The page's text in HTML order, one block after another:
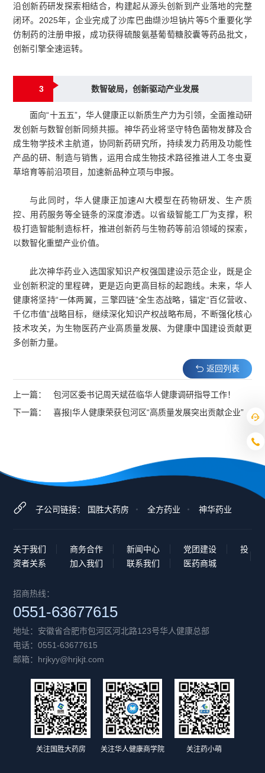
沿创新药研发探索相结合，构建起从源头创新到产业落地的完整
闭环。2025年，企业完成了沙库巴曲缬沙坦钠片等5个重要化学
仿制药的注册申报，成功获得硫酸氨基葡萄糖胶囊等药品批文，
创新引擎全速运转。
3 数智破局，创新驱动产业发展
面向“十五五”，华人健康正以新质生产力为引领，全面推动研
发创新与数智创新同频共振。神华药业将坚守特色菌物发酵及合
成生物学技术主航道，协同新药研究所，持续发力药用及功能性
产品的研、制造与销售，运用合成生物技术路径推进人工冬虫夏
草培育等前沿项目，加速新品种立项与申报。
与此同时，华人健康正加速AI大模型在药物研发、生产质
控、用药服务等全链条的深度渗透。以省级智能工厂为支撑，积
极打造智能制造标杆，推进创新药与生物药等前沿领域的探索，
以数智化重塑产业价值。
此次神华药业入选国家知识产权强国建设示范企业，既是企
业创新积淀的里程碑，更是迈向更高目标的起跑线。未来，华人
健康将坚持“一体两翼，三擎四链”全生态战略，锚定“百亿营收、
千亿市值”战略目标，继续深化知识产权战略布局，不断强化核心
技术攻关，为生物医药产业高质量发展、为健康中国建设贡献更
多创新力量。
返回列表
上一篇：
包河区委书记周天斌莅临华人健康调研指导工作！
下一篇：
喜报|华人健康荣获包河区“高质量发展突出贡献企业”
子公司链接： 国胜大药房 全方药业 神华药业
关于我们 商务合作 新闻中心 党团建设
投
资者关系
加入我们 联系我们 医药商城
招商热线：
0551-63677615
地址：安徽省合肥市包河区河北路123号华人健康总部
电话：0551-63677615
邮箱：hrjkyy@hrjkjt.com
关注国胜大药房 关注华人健康商学院 关注药小萌